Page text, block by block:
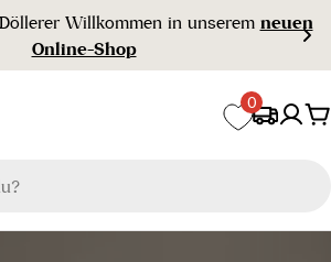
Willkommen in unserem neuen
Online-Shop
0